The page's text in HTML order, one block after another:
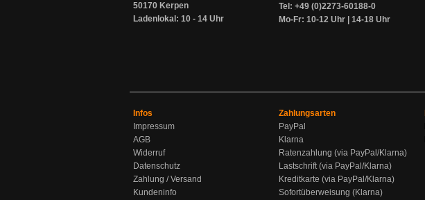
50170 Kerpen
Ladenlokal: 10 - 14 Uhr
Tel: +49 (0)2273-60188-0
Mo-Fr: 10-12 Uhr | 14-18 Uhr
Infos
Impressum
AGB
Widerruf
Datenschutz
Zahlung / Versand
Kundeninfo
Zahlungsarten
PayPal
Klarna
Ratenzahlung (via PayPal/Klarna)
Lastschrift (via PayPal/Klarna)
Kreditkarte (via PayPal/Klarna)
Sofortüberweisung (Klarna)